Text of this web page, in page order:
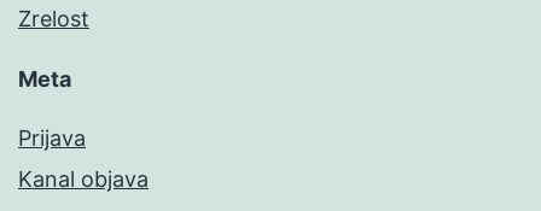
Zrelost
Meta
Prijava
Kanal objava